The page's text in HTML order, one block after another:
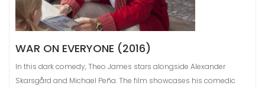
WAR ON EVERYONE (2016)
In this dark comedy, Theo James stars alongside Alexander
Skarsgård and Michael Peña. The film showcases his comedic